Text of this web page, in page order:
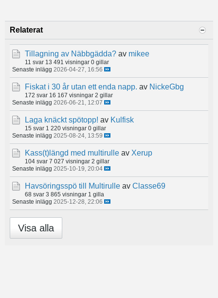
Relaterat
Tillagning av Näbbgädda? av mikee
11 svar 13 491 visningar 0 gillar
Senaste inlägg 2026-04-27, 16:56
Fiskat i 30 år utan ett enda napp. av NickeGbg
172 svar 16 167 visningar 2 gillar
Senaste inlägg 2026-06-21, 12:07
Laga knäckt spötopp! av Kulfisk
15 svar 1 220 visningar 0 gillar
Senaste inlägg 2025-08-24, 13:59
Kass(t)längd med multirulle av Xerup
104 svar 7 027 visningar 2 gillar
Senaste inlägg 2025-10-19, 20:04
Havsöringsspö till Multirulle av Classe69
68 svar 3 865 visningar 1 gilla
Senaste inlägg 2025-12-28, 22:06
Visa alla